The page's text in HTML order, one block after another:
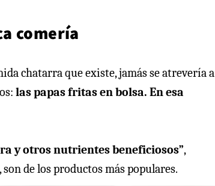
comería
chatarra que existe, jamás se atrevería a
las papas fritas en bolsa. En esa
y otros nutrientes beneficiosos”,
de los productos más populares.